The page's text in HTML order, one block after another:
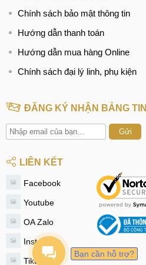
Chính sách bảo mật thông tin
Hướng dẫn thanh toán
Hướng dẫn mua hàng Online
Chính sách đại lý linh, phụ kiện
ĐĂNG KÝ NHẬN BẢNG TIN
Gửi
LIÊN KẾT
Facebook
Youtube
OA Zalo
Instagram
Tiktok
Bạn cần hỗ trợ?